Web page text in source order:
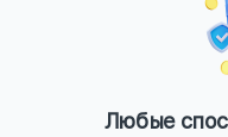
Любые